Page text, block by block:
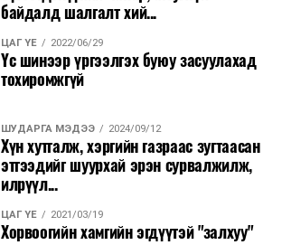
байдалд шалгалт хий...
ЦАГ ҮЕ 2022/06/29
Үс шинээр үргээлгэх буюу засуулахад
тохиромжгүй
ШУДАРГА МЭДЭЭ 2024/09/12
Хүн хутгалж, хэргийн газраас зугтаасан
этгээдийг шуурхай эрэн сурвалжилж,
илрүүл...
ЦАГ ҮЕ 2021/03/19
Хорвоогийн хамгийн эгдүүтэй "залхуу"